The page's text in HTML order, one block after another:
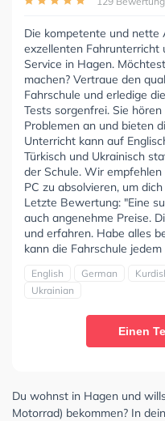
Die kompetente und nette
exzellenten
Service in Hagen.
machen? Vertraue den
Fahrschule und erledige
Tests sorgenfrei. Sie
Problemen an und bieten
Unterricht kann auf
Türkisch und Ukrainisch
der Schule. Wir
PC zu absolvieren, um
Letzte Bewertung: "Eine
auch angenehme Preise.
und erfahren. Habe alles
kann die Fahrschule
English German
Ukrainian
Einen
Du wohnst in Hagen und
Motorrad) bekommen? In